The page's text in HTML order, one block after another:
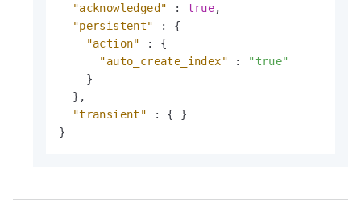
"acknowledged"
: true,
"persistent"
:
{
"action"
:
{
"auto_create_index"
:
"true"
}
} ,
"transient"
: {
}
}